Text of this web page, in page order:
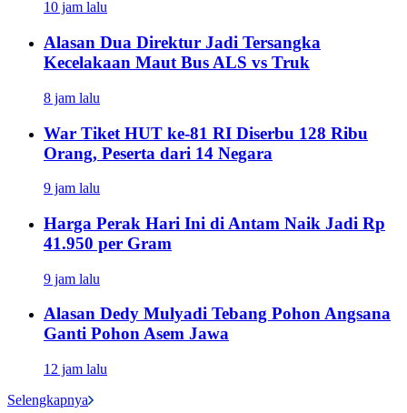
10 jam lalu
Alasan Dua Direktur Jadi Tersangka
Kecelakaan Maut Bus ALS vs Truk
8 jam lalu
War Tiket HUT ke-81 RI Diserbu 128 Ribu
Orang, Peserta dari 14 Negara
9 jam lalu
Harga Perak Hari Ini di Antam Naik Jadi Rp
41.950 per Gram
9 jam lalu
Alasan Dedy Mulyadi Tebang Pohon Angsana
Ganti Pohon Asem Jawa
12 jam lalu
Selengkapnya